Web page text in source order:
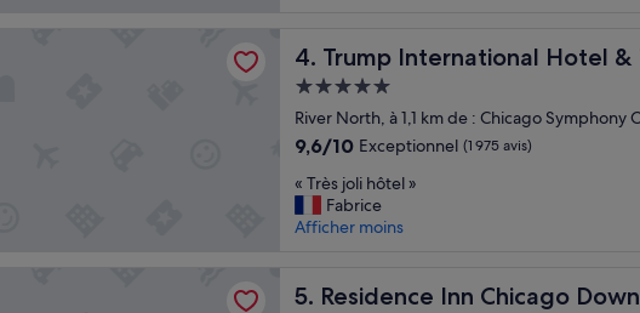
4. Trump International Hotel &
Trump International Hotel & Tower
Hébergement
5.0 étoiles
River North, à 1,1 km de : Chicago Symphony
9.6
10,
Exceptionnel,
(1 975 avis)
9,6/10 Exceptionnel (1 975 avis)
«
T
r
j
« Très joli hôtel »
Fabrice
Afficher moins
5. Residence Inn Chicago
Residence Inn Chicago Downtown